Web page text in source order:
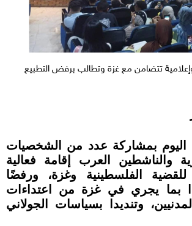
تتضامن مع غزة وتطالب برفض التطبيع
اليوم بمشاركة عدد من الشخصيات
والناشطين العرب إقامة فعالية
الفلسطينية وغزة، ورفضًا
بما يجري في غزة من اعتداءات
وتنديدا بسياسات الجولاني